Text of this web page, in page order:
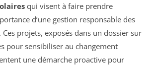
qui visent à faire prendre
d’une gestion responsable des
Ces projets, exposés dans un dossier sur
pour sensibiliser au changement
une démarche proactive pour